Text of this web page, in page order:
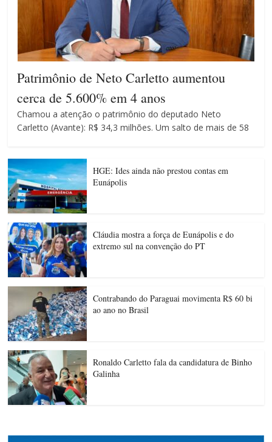
Patrimônio de Neto Carletto aumentou
cerca de 5.600% em 4 anos
Chamou a atenção o patrimônio do deputado Neto
Carletto (Avante): R$ 34,3 milhões. Um salto de mais de 58
HGE: Ides ainda não prestou contas em
Eunápolis
Cláudia mostra a força de Eunápolis e do
extremo sul na convenção do PT
Contrabando do Paraguai movimenta R$ 60 bi
ao ano no Brasil
Ronaldo Carletto fala da candidatura de Binho
Galinha